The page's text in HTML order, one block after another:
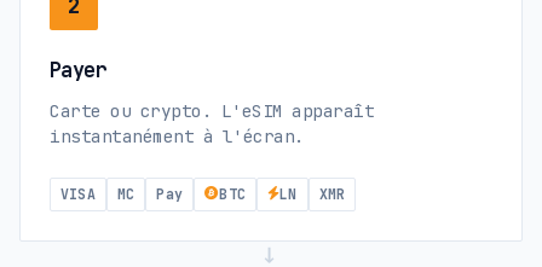
Payer
Carte ou crypto. L'eSIM apparaît
instantanément à l'écran.
VISA MC Pay BTC LN XMR